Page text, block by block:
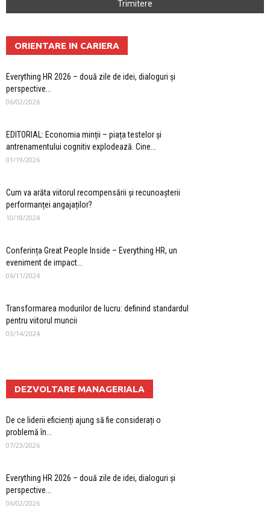
ORIENTARE IN CARIERA
Everything HR 2026 – două zile de idei, dialoguri și
perspective...
06/02/2026
EDITORIAL: Economia minții – piața testelor și
antrenamentului cognitiv explodează. Cine...
01/19/2026
Cum va arăta viitorul recompensării și recunoașterii
performanței angajaților?
10/18/2024
Conferința Great People Inside – Everything HR, un
eveniment de impact...
06/11/2024
Transformarea modurilor de lucru: definind standardul
pentru viitorul muncii
03/14/2024
DEZVOLTARE MANAGERIALA
De ce liderii eficienți ajung să fie considerați o
problemă în...
07/23/2026
Everything HR 2026 – două zile de idei, dialoguri și
perspective...
06/02/2026